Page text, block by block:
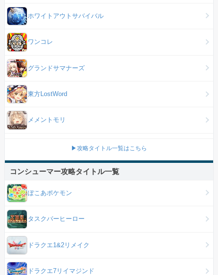
ホワイトアウトサバイバル
ワンコレ
グランドサマナーズ
東方LostWord
メメントモリ
▶攻略タイトル一覧はこちら
コンシューマー攻略タイトル一覧
ぽこあポケモン
タスクバーヒーロー
ドラクエ1&2リメイク
ドラクエ7リイマジンド